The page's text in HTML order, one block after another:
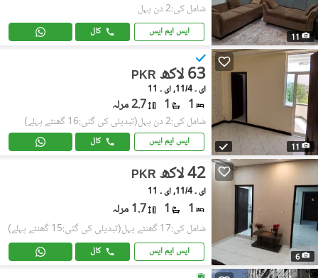
11
شامل کی:2 دن پہل
ایس ایم ایس کال
11
PKR 63 لاکھ
ای ۔ 11/4, ای ۔ 11
1
1 2.7 مرلہ
شامل کی:2 دن پہل (تبدیلی کی گئی:16 گھنٹے پہلے)
ایس ایم ایس کال
6
PKR 42 لاکھ
ای ۔ 11/4, ای ۔ 11
1
1 1.7 مرلہ
شامل کی:17 گھنٹے پہل (تبدیلی کی گئی:15 گھنٹے پہلے)
ایس ایم ایس کال